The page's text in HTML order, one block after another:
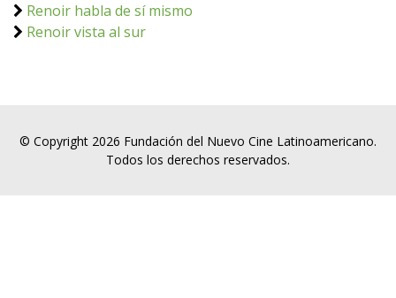
Renoir habla de sí mismo
Renoir vista al sur
© Copyright 2026 Fundación del Nuevo Cine Latinoamericano.
Todos los derechos reservados.